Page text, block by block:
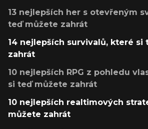
13 nejlepších her s otevřeným
teď můžete zahrát
14 nejlepších survivalů, které si
zahrát
10 nejlepších RPG z pohledu
si teď můžete zahrát
10 nejlepších realtimových
můžete zahrát